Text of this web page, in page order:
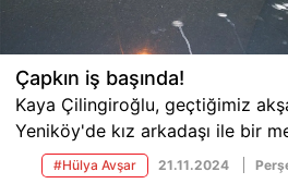
Çapkın iş başında!
Kaya Çilingiroğlu, geçtiğimiz
Yeniköy'de kız arkadaşı ile bir
çıkışı objektiflere yansıdı. Ünlü
gazetecilerin kendisine yöneltilen
#Hülya Avşar 21.11.2024